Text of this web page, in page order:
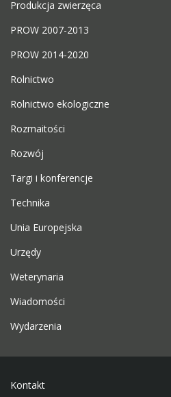
Produkcja zwierzęca
PROW 2007-2013
PROW 2014-2020
Rolnictwo
Rolnictwo ekologiczne
Rozmaitości
Rozwój
Targi i konferencje
Technika
Unia Europejska
Urzędy
Weterynaria
Wiadomości
Wydarzenia
Kontakt